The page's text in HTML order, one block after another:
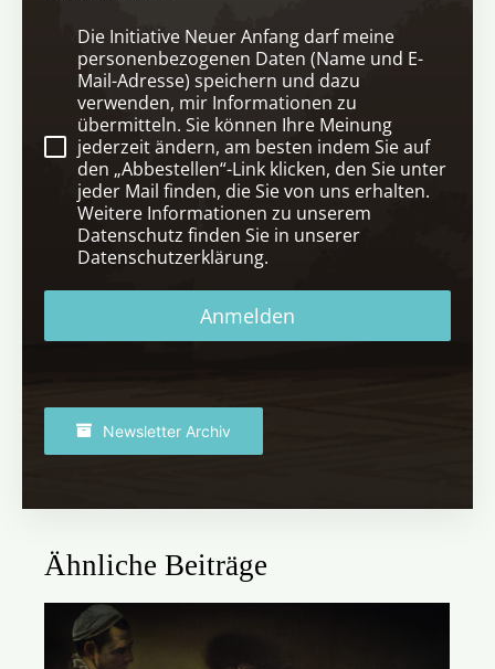
Die Initiative Neuer Anfang darf meine
personenbezogenen Daten (Name und E-
Mail-Adresse) speichern und dazu
verwenden, mir Informationen zu
übermitteln. Sie können Ihre Meinung
jederzeit ändern, am besten indem Sie auf
den „Abbestellen“-Link klicken, den Sie unter
jeder Mail finden, die Sie von uns erhalten.
Weitere Informationen zu unserem
Datenschutz finden Sie in unserer
Datenschutzerklärung.
Anmelden
Newsletter Archiv
Ähnliche Beiträge